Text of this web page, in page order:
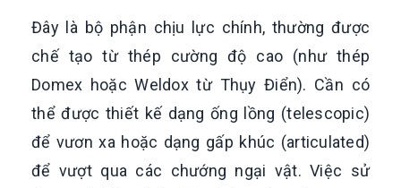
Đây là bộ phận chịu lực chính, thường được
chế tạo từ thép cường độ cao (như thép
Domex hoặc Weldox từ Thụy Điển). Cần có
thể được thiết kế dạng ống lồng (telescopic)
để vươn xa hoặc dạng gấp khúc (articulated)
để vượt qua các chướng ngại vật. Việc sử